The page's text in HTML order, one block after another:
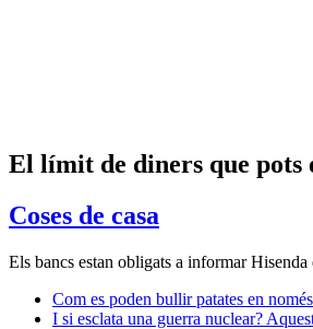
El límit de diners que
Coses de casa
Els bancs estan obligats a informar
Com es poden bullir patates en
I si esclata una guerra nuclear?